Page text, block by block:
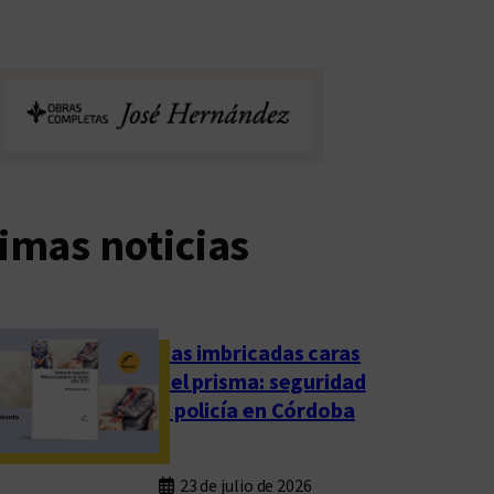
noticias
Las imbricadas caras
del prisma: seguridad
y policía en Córdoba
23 de julio de 2026